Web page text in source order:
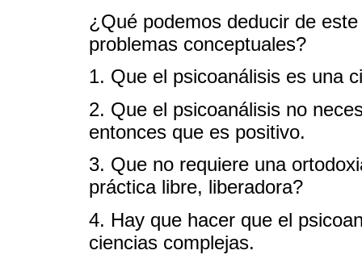
¿Qué podemos deducir de
problemas conceptuales?
1. Que el psicoanálisis es una
2. Que el psicoanálisis no
entonces que es positivo.
3. Que no requiere una
práctica libre, liberadora?
4. Hay que hacer que el
ciencias complejas.